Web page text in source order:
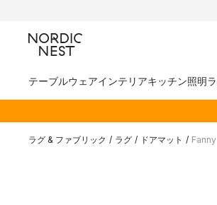
テーブルウェアインテリアキッチン照明
ラグ & ファブリック / ラグ / ドアマット /